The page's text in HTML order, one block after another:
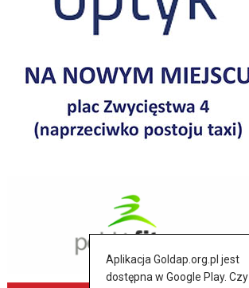
Aplikacja Goldap.org.pl jest
dostępna w Google Play. Czy